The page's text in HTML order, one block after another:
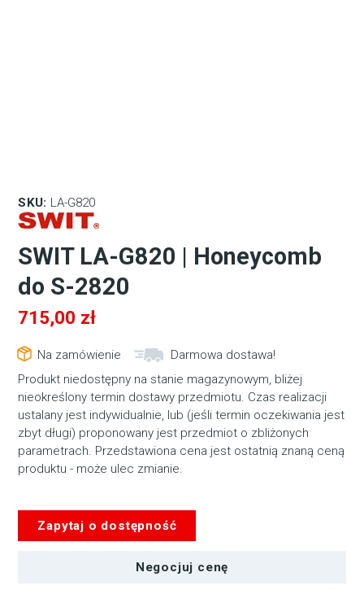
SKU: LA-G820
SWIT LA-G820 | Honeycomb
do S-2820
715,00 zł
Na zamówienie
Darmowa dostawa!
Produkt niedostępny na stanie magazynowym, bliżej
nieokreślony termin dostawy przedmiotu. Czas realizacji
ustalany jest indywidualnie, lub (jeśli termin oczekiwania jest
zbyt długi) proponowany jest przedmiot o zbliżonych
parametrach. Przedstawiona cena jest ostatnią znaną ceną
produktu - może ulec zmianie.
Zapytaj o dostępność
Negocjuj cenę